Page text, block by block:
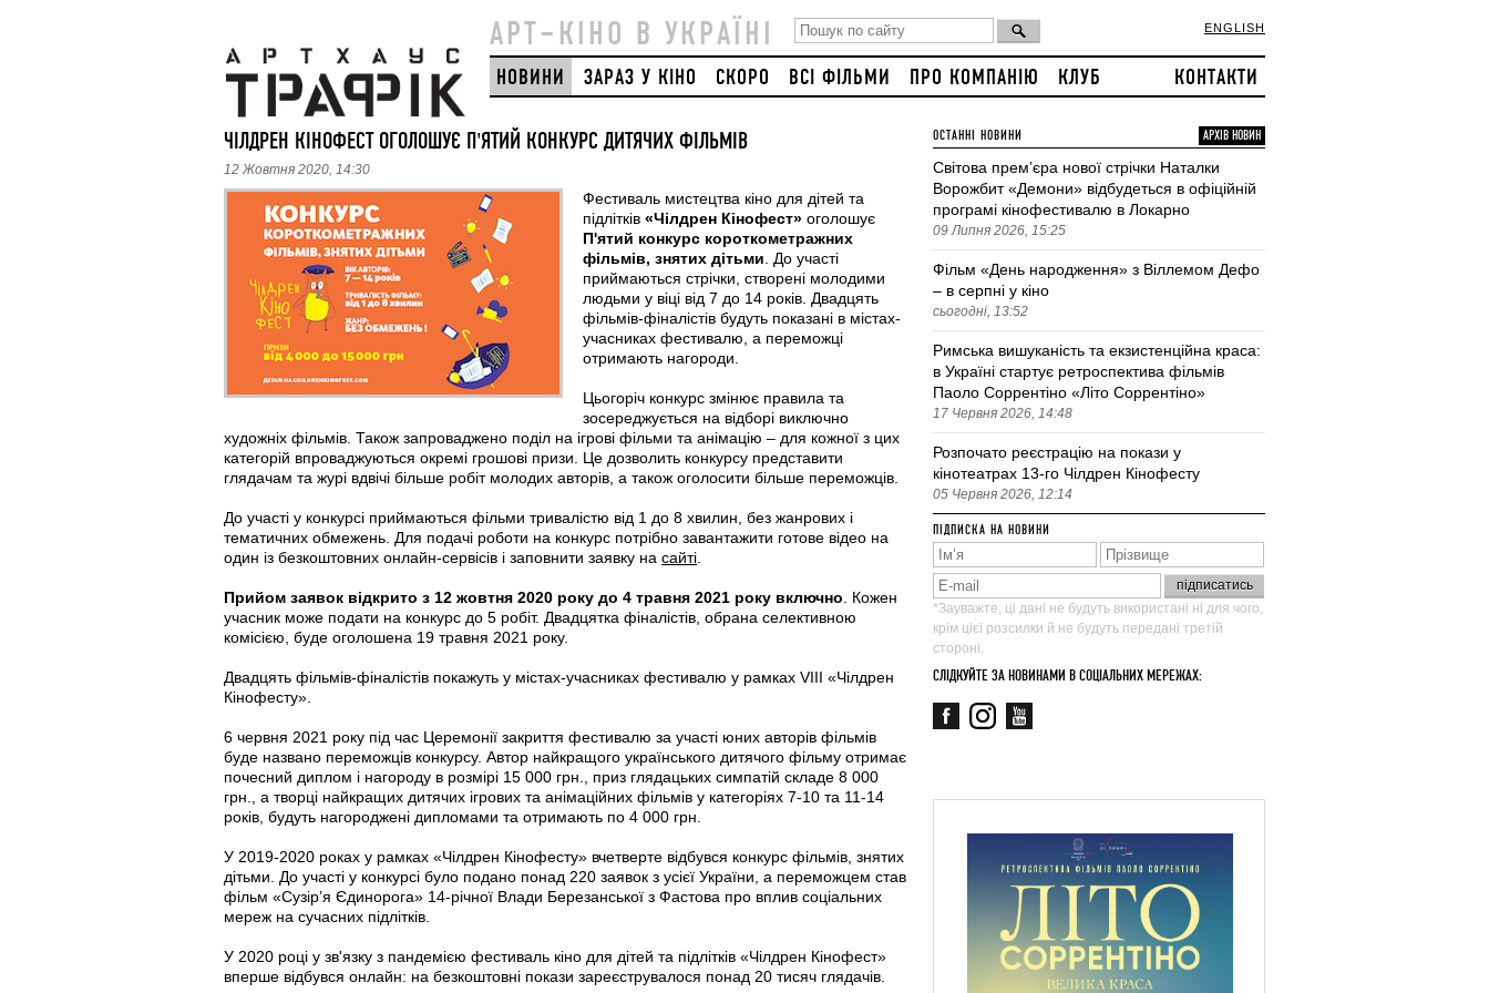
АРТ–КІНО В УКРАЇНІ ENGLISH
НОВИНИ ЗАРАЗ У КІНО СКОРО ВСІ ФІЛЬМИ ПРО КОМПАНІЮ КЛУБ КОНТАКТИ
ЧІЛДРЕН КІНОФЕСТ ОГОЛОШУЄ П'ЯТИЙ КОНКУРС ДИТЯЧИХ ФІЛЬМІВ
12 Жовтня 2020, 14:30
Фестиваль мистецтва кіно для дітей та
підлітків «Чілдрен Кінофест» оголошує
П'ятий конкурс короткометражних
фільмів, знятих дітьми . До участі
приймаються стрічки, створені молодими
людьми у віці від 7 до 14 років. Двадцять
фільмів-фіналістів будуть показані в містах-
учасниках фестивалю, а переможці
отримають нагороди.
Цьогоріч конкурс змінює правила та
зосереджується на відборі виключно
художніх фільмів. Також запроваджено поділ на ігрові фільми та анімацію – для кожної з цих
категорій впроваджуються окремі грошові призи. Це дозволить конкурсу представити
глядачам та журі вдвічі більше робіт молодих авторів, а також оголосити більше переможців.
До участі у конкурсі приймаються фільми тривалістю від 1 до 8 хвилин, без жанрових і
тематичних обмежень. Для подачі роботи на конкурс потрібно завантажити готове відео на
один із безкоштовних онлайн-сервісів і заповнити заявку на сайті
Прийом заявок відкрито з 12 жовтня 2020 року до 4 травня 2021 року включно . Кожен
учасник може подати на конкурс до 5 робіт. Двадцятка фіналістів, обрана селективною
комісією, буде оголошена 19 травня 2021 року.
Двадцять фільмів-фіналістів покажуть у містах-учасниках фестивалю у рамках VІІІ «Чілдрен
Кінофесту».
6 червня 2021 року під час Церемонії закриття фестивалю за участі юних авторів фільмів
буде названо переможців конкурсу. Автор найкращого українського дитячого фільму отримає
почесний диплом і нагороду в розмірі 15 000 грн., приз глядацьких симпатій складе 8 000
грн., а творці найкращих дитячих ігрових та анімаційних фільмів у категоріях 7-10 та 11-14
років, будуть нагороджені дипломами та отримають по 4 000 грн.
У 2019-2020 роках у рамках «Чілдрен Кінофесту» вчетверте відбувся конкурс фільмів, знятих
дітьми. До участі у конкурсі було подано понад 220 заявок з усієї України, а переможцем став
фільм «Сузір’я Єдинорога» 14-річної Влади Березанської з Фастова про вплив соціальних
мереж на сучасних підлітків.
У 2020 році у зв'язку з пандемією фестиваль кіно для дітей та підлітків «Чілдрен Кінофест»
вперше відбувся онлайн: на безкоштовні покази зареєструвалося понад 20 тисяч глядачів.
ОСТАННІ НОВИНИ АРХІВ НОВИН
Світова премʼєра нової стрічки Наталки
Ворожбит «Демони» відбудеться в офіційній
програмі кінофестивалю в Локарно
09 Липня 2026, 15:25
Фільм «День народження» з Віллемом Дефо
– в серпні у кіно
сьогодні, 13:52
Римська вишуканість та екзистенційна краса:
в Україні стартує ретроспектива фільмів
Паоло Соррентіно «Літо Соррентіно»
17 Червня 2026, 14:48
Розпочато реєстрацію на покази у
кінотеатрах 13-го Чілдрен Кінофесту
05 Червня 2026, 12:14
ПІДПИСКА НА НОВИНИ
*Зауважте, ці дані не будуть використані ні для чого,
крім цієї розсилки й не будуть передані третій
стороні.
СЛІДКУЙТЕ ЗА НОВИНАМИ В СОЦІАЛЬНИХ МЕРЕЖАХ: